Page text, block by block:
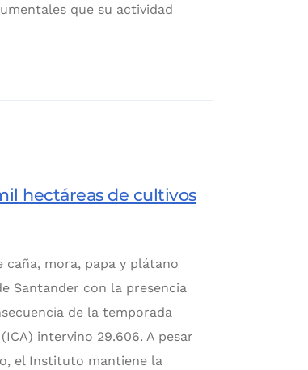
que su actividad
hectáreas de cultivos
caña, mora, papa y plátano
Santander con la presencia
de la temporada
intervino 29.606. A pesar
el Instituto mantiene la